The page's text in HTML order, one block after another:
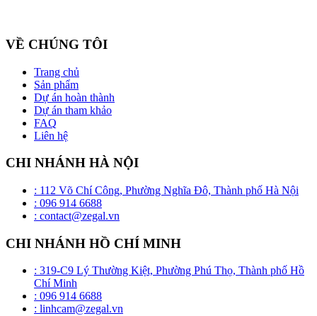
VỀ CHÚNG TÔI
Trang chủ
Sản phẩm
Dự án hoàn thành
Dự án tham khảo
FAQ
Liên hệ
CHI NHÁNH HÀ NỘI
: 112 Võ Chí Công, Phường Nghĩa Đô, Thành phố Hà Nội
: 096 914 6688
: contact@zegal.vn
CHI NHÁNH HỒ CHÍ MINH
: 319-C9 Lý Thường Kiệt, Phường Phú Thọ, Thành phố Hồ
Chí Minh
: 096 914 6688
: linhcam@zegal.vn